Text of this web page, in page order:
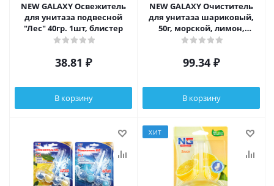
NEW GALAXY Освежитель
для унитаза подвесной
"Лес" 40гр. 1шт, блистер
38.81 ₽
В корзину
NEW GALAXY Очиститель
для унитаза шариковый,
50г, морской, лимон,
свежесть леса
99.34 ₽
В корзину
ХИТ